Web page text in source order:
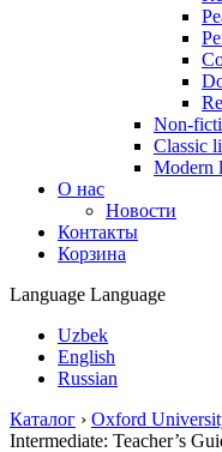
Non-
Classic
Modern
О нас
Новости
Контакты
Корзина
Language Language
Uzbek
English
Russian
Каталог › Oxford
Intermediate: Teacher’s